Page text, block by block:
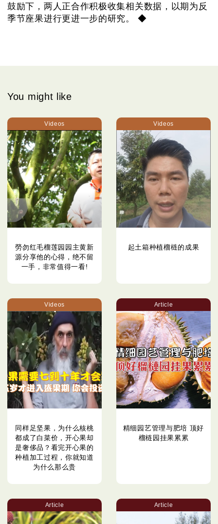
鼓励下，两人正合作积极收集相关数据，以期为反
季节座果进行更进一步的研究。 ◆
You might like
Videos
勞勿红毛榴莲园园主黄新
源分享他的心得，绝不留
一手，非常值得一看!
Videos
起土箱种植榴梿的成果
Videos
同样足坚果，为什么核桃
都成了白菜价，开心果却
是奢侈品？看完开心果的
种植加工过程，你就知道
为什么那么贵
Article
精细园艺管理与肥培 顶好
榴梿园挂果累累
Article Article